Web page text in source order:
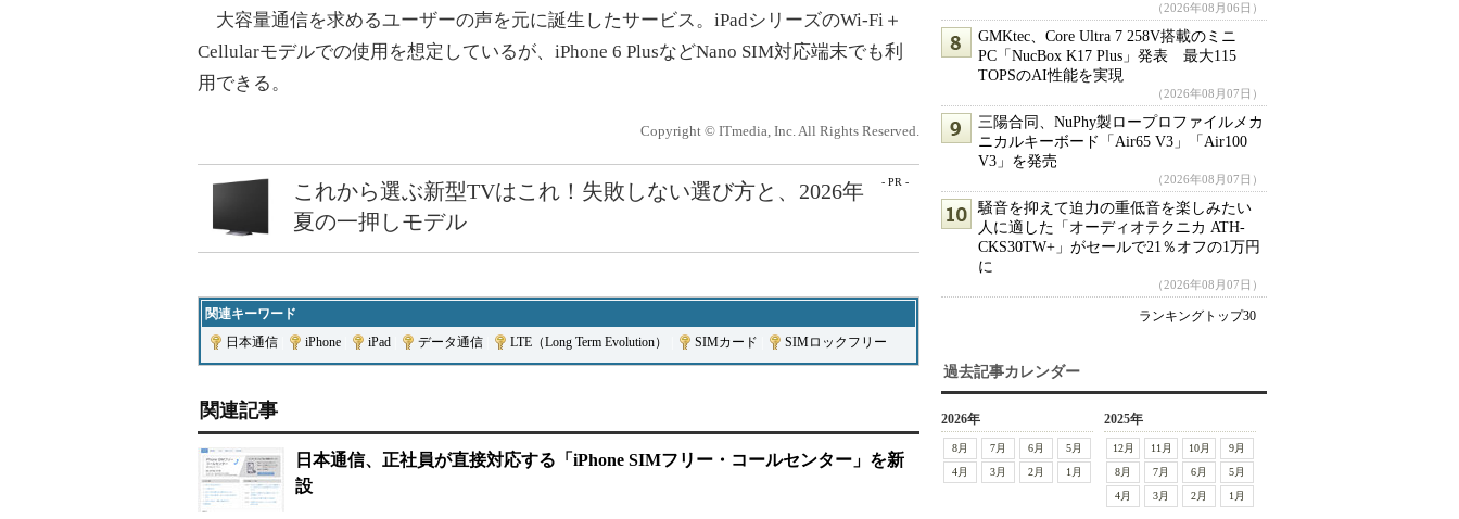
大容量通信を求めるユーザーの声を元に誕生したサービス。iPadシリーズのWi-Fi＋
Cellularモデルでの使用を想定しているが、iPhone 6 PlusなどNano SIM対応端末でも利
用できる。
Copyright © ITmedia, Inc. All Rights Reserved.
- PR -
これから選ぶ新型TVはこれ！失敗しない選び方と、2026年
夏の一押しモデル
関連キーワード
日本通信
iPhone iPad データ通信 LTE（Long Term Evolution） SIMカード SIMロックフリー
関連記事
日本通信、正社員が直接対応する「iPhone SIMフリー・コールセンター」を新
設
（2026年08月06日）
GMKtec、Core Ultra 7 258V搭載のミニ
PC「NucBox K17 Plus」発表 最大115
TOPSのAI性能を実現
（2026年08月07日）
三陽合同、NuPhy製ロープロファイルメカ
ニカルキーボード「Air65 V3」「Air100
V3」を発売
（2026年08月07日）
騒音を抑えて迫力の重低音を楽しみたい
人に適した「オーディオテクニカ ATH-
CKS30TW+」がセールで21％オフの1万円
に
（2026年08月07日）
ランキングトップ30
過去記事カレンダー
2026年
8月 7月 6月
5月
4月
3月 2月 1月
2025年
12月 11月 10月
9月
8月
7月 6月
5月
4月
3月 2月 1月